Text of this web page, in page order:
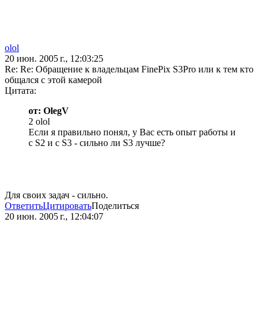
olol
20 июн. 2005 г., 12:03:25
Re: Re: Обращение к владельцам FinePix S3Pro или к тем кто
общался с этой камерой
Цитата:
от: OlegV
2 olol
Если я правильно понял, у Вас есть опыт работы и
с S2 и с S3 - сильно ли S3 лучше?
Для своих задач - сильно.
ОтветитьЦитироватьПоделиться
20 июн. 2005 г., 12:04:07